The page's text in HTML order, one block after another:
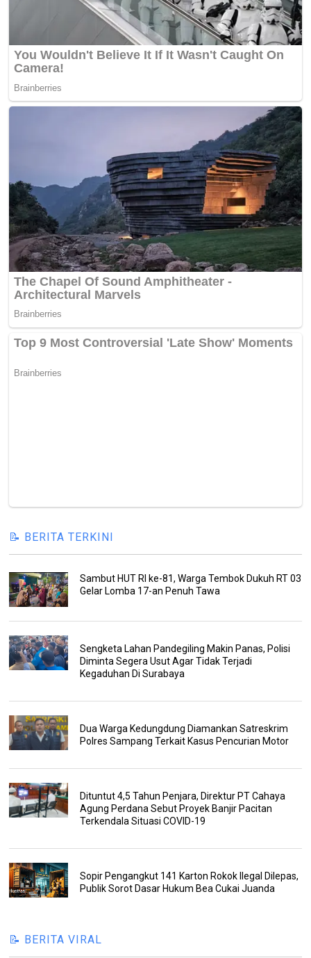
📝 BERITA TERKINI
Sambut HUT RI ke-81, Warga Tembok Dukuh RT 03
Gelar Lomba 17-an Penuh Tawa
Sengketa Lahan Pandegiling Makin Panas, Polisi
Diminta Segera Usut Agar Tidak Terjadi
Kegaduhan Di Surabaya
Dua Warga Kedungdung Diamankan Satreskrim
Polres Sampang Terkait Kasus Pencurian Motor
Dituntut 4,5 Tahun Penjara, Direktur PT Cahaya
Agung Perdana Sebut Proyek Banjir Pacitan
Terkendala Situasi COVID-19
Sopir Pengangkut 141 Karton Rokok Ilegal Dilepas,
Publik Sorot Dasar Hukum Bea Cukai Juanda
📝 BERITA VIRAL